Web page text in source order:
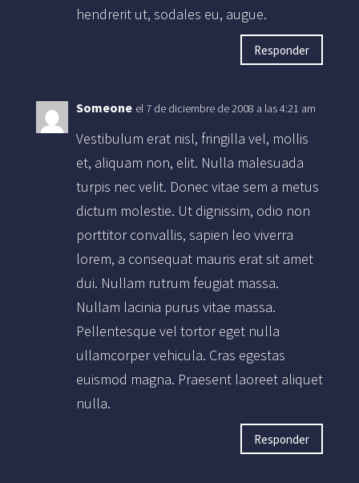
hendrerit ut, sodales eu, augue.
Responder
Someone el 7 de diciembre de 2008 a las 4:21 am
Vestibulum erat nisl, fringilla vel, mollis
et, aliquam non, elit. Nulla malesuada
turpis nec velit. Donec vitae sem a metus
dictum molestie. Ut dignissim, odio non
porttitor convallis, sapien leo viverra
lorem, a consequat mauris erat sit amet
dui. Nullam rutrum feugiat massa.
Nullam lacinia purus vitae massa.
Pellentesque vel tortor eget nulla
ullamcorper vehicula. Cras egestas
euismod magna. Praesent laoreet aliquet
nulla.
Responder